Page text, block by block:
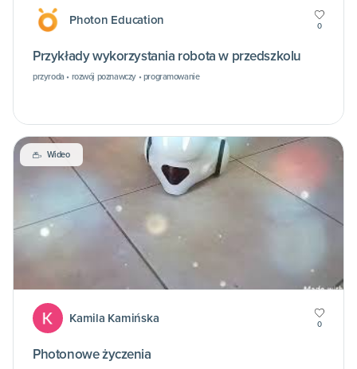
Photon Education 0
Przykłady wykorzystania robota w przedszkolu
przyroda • rozwój poznawczy • programowanie
Wideo
Kamila Kamińska 0
Photonowe życzenia